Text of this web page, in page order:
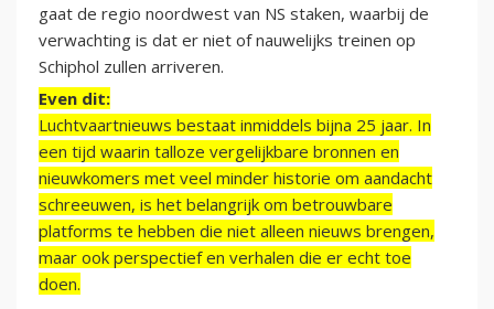
gaat de regio noordwest van NS staken, waarbij de
verwachting is dat er niet of nauwelijks treinen op
Schiphol zullen arriveren.
Even dit:
Luchtvaartnieuws bestaat inmiddels bijna 25 jaar. In
een tijd waarin talloze vergelijkbare bronnen en
nieuwkomers met veel minder historie om aandacht
schreeuwen, is het belangrijk om betrouwbare
platforms te hebben die niet alleen nieuws brengen,
maar ook perspectief en verhalen die er echt toe
doen.